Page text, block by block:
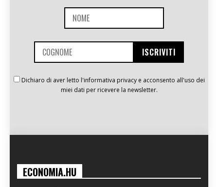
Dichiaro di aver letto l'informativa privacy e acconsento all'uso dei
miei dati per ricevere la newsletter.
ECONOMIA.HU